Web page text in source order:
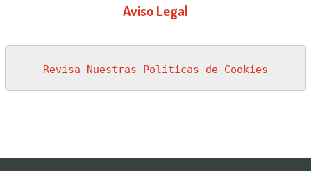
Aviso Legal
Revisa Nuestras Políticas de Cookies